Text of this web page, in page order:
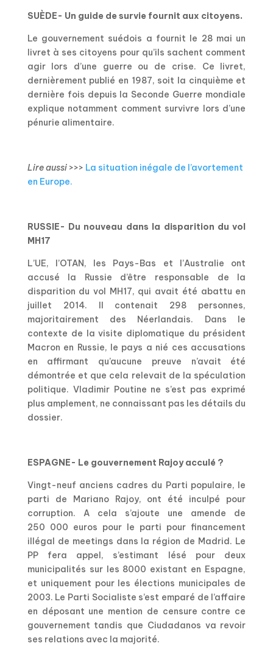
SUÈDE- Un guide de survie fournit aux citoyens.
Le gouvernement suédois a fournit le 28 mai un
livret à ses citoyens pour qu’ils sachent comment
agir lors d’une guerre ou de crise. Ce livret,
dernièrement publié en 1987, soit la cinquième et
dernière fois depuis la Seconde Guerre mondiale
explique notamment comment survivre lors d’une
pénurie alimentaire.
Lire aussi>>> La situation inégale de l’avortement
en Europe.
RUSSIE- Du nouveau dans la disparition du vol
MH17
L’UE, l’OTAN, les Pays-Bas et l’Australie ont
accusé la Russie d’être responsable de la
disparition du vol MH17, qui avait été abattu en
juillet 2014. Il contenait 298 personnes,
majoritairement des Néerlandais. Dans le
contexte de la visite diplomatique du président
Macron en Russie, le pays a nié ces accusations
en affirmant qu’aucune preuve n’avait été
démontrée et que cela relevait de la spéculation
politique. Vladimir Poutine ne s’est pas exprimé
plus amplement, ne connaissant pas les détails du
dossier.
ESPAGNE- Le gouvernement Rajoy acculé ?
Vingt-neuf anciens cadres du Parti populaire, le
parti de Mariano Rajoy, ont été inculpé pour
corruption. A cela s’ajoute une amende de
250 000 euros pour le parti pour financement
illégal de meetings dans la région de Madrid. Le
PP fera appel, s’estimant lésé pour deux
municipalités sur les 8000 existant en Espagne,
et uniquement pour les élections municipales de
2003. Le Parti Socialiste s’est emparé de l’affaire
en déposant une mention de censure contre ce
gouvernement tandis que Ciudadanos va revoir
ses relations avec la majorité.